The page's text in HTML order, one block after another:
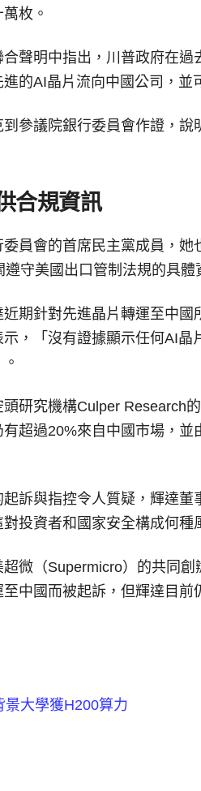
枚。
聲明中指出，川普政府在
的AI晶片流向中國公司，並
參議院銀行委員會作證，說
合規資訊
員會的首席民主黨成員，
守美國出口管制法規的具體
期針對先進晶片轉運至中國
，「沒有證據顯示任何AI晶
研究機構Culper Research
超過20%來自中國市場，
訴與指控令人質疑，輝達董
投資者和國家安全構成何種
微（Supermicro）的共同
中國而被起訴，但輝達目前
景大學獲H200算力